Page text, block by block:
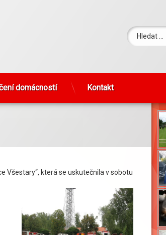
Vyhledávání
domácností Kontakt
Všestary“, která se uskutečnila v sobotu